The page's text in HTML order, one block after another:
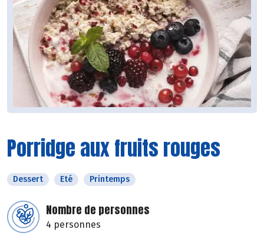
Porridge aux fruits rouges
Dessert Eté Printemps
Nombre de personnes
4 personnes